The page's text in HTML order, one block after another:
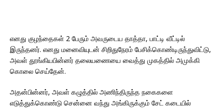
எனது குழந்தைகள் 2 பேரும் அவருடைய தாத்தா, பாட்டி வீட்டில்
இருந்தனர். எனது மனைவியுடன் சிறிதுநேரம் பேசிக்கொண்டிருந்துவிட்டு,
அவள் தூங்கியபின்னர் தலையணையை வைத்து முகத்தில் அமுக்கி
கொலை செய்தேன்.
அதன்பின்னர், அவள் கழுத்தில் அணிந்திருந்த நகைகளை
எடுத்துக்கொண்டு சென்னை வந்து அங்கிருக்கும் சேட் கடையில்